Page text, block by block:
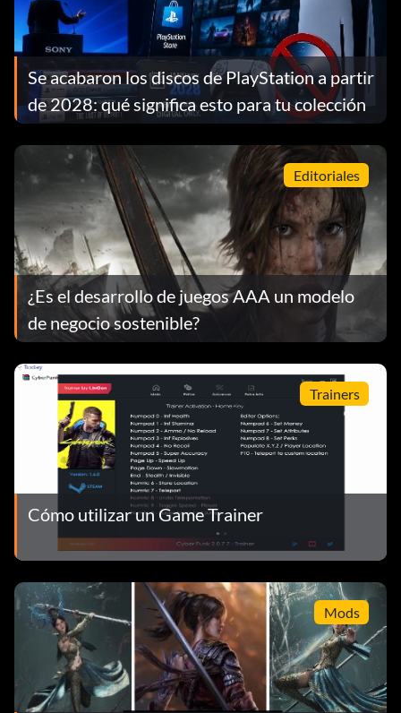
Se acabaron los discos de PlayStation a partir
de 2028: qué significa esto para tu colección
Editoriales
¿Es el desarrollo de juegos AAA un modelo
de negocio sostenible?
Trainers
Cómo utilizar un Game Trainer
Mods